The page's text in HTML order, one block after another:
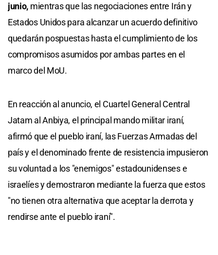
junio, mientras que las negociaciones entre Irán y
Estados Unidos para alcanzar un acuerdo definitivo
quedarán pospuestas hasta el cumplimiento de los
compromisos asumidos por ambas partes en el
marco del MoU.
En reacción al anuncio, el Cuartel General Central
Jatam al Anbiya, el principal mando militar iraní,
afirmó que el pueblo iraní, las Fuerzas Armadas del
país y el denominado frente de resistencia impusieron
su voluntad a los "enemigos" estadounidenses e
israelíes y demostraron mediante la fuerza que estos
"no tienen otra alternativa que aceptar la derrota y
rendirse ante el pueblo iraní".